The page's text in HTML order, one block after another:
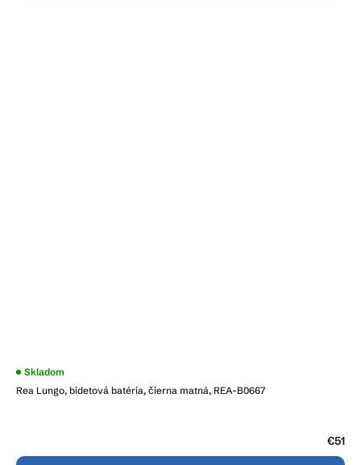
Rea Lungo, bidetová batéria, čierna matná, REA-B0667
Skladom
€51